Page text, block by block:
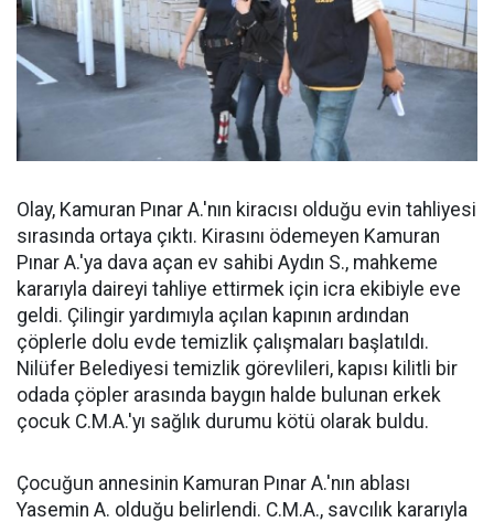
Olay, Kamuran Pınar A.'nın kiracısı olduğu evin tahliyesi
sırasında ortaya çıktı. Kirasını ödemeyen Kamuran
Pınar A.'ya dava açan ev sahibi Aydın S., mahkeme
kararıyla daireyi tahliye ettirmek için icra ekibiyle eve
geldi. Çilingir yardımıyla açılan kapının ardından
çöplerle dolu evde temizlik çalışmaları başlatıldı.
Nilüfer Belediyesi temizlik görevlileri, kapısı kilitli bir
odada çöpler arasında baygın halde bulunan erkek
çocuk C.M.A.'yı sağlık durumu kötü olarak buldu.
Çocuğun annesinin Kamuran Pınar A.'nın ablası
Yasemin A. olduğu belirlendi. C.M.A., savcılık kararıyla